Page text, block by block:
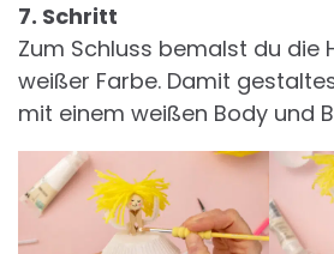
7. Schritt
Zum Schluss bemalst du die
weißer Farbe. Damit
mit einem weißen Body und